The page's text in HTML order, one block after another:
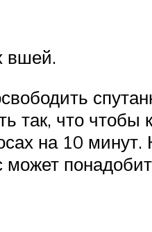
вшей.
так, что
на 10 минут.